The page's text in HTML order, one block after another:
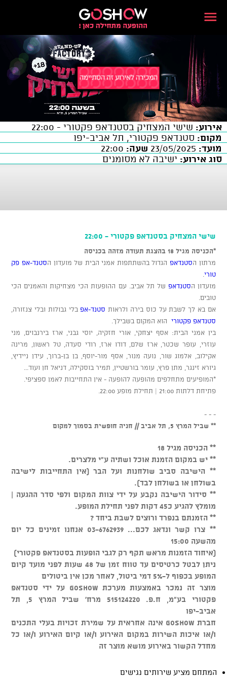
אירוע: שישי המצחיק בסטנדאפ פקטורי - 22:00
מקום: סטנדאפ פקטורי, תל אביב-יפו
מועד:
שעה:
סוג אירוע: ישיבה לא מסומנים
שישי המצחיק בסטנדאפ פקטורי - 22:00
*הכניסה מגיל 18 בהצגת תעודה מזהה בכניסה
מרתון הסטנדאפ הגדול בהשתתפות אמני הבית של מועדון הסטנד-אפ פק
טורי.
מועדון הסטנדאפ של תל אביב. עם ההופעות הכי מצחיקות והאמנים הכי
טובים.
אם בא לך לשבת על כוס בירה ולראות סטנד-אפ בלי גבולות ובלי צנזורה,
סטנדאפ פקטורי הוא המקום בשבילך.
בין אמני הבית: אסף יצחקי, אורי חזקיה, יוסי גבני, ארז בירנבוים, מני
עוזרי, עופר שכטר, ארז שלם, דודו ארז, רודי סעדה, טל ראשון, מרינה
אקילוב, אלמוג שור, נועה מנור, אסף מור-יוסף, בן בן-ברוך, עידן ניידיץ,
גיורא זינגר, מתן פרץ, עומר בורשטיין, תמיר בוסקילה, דניאל חן ועוד...
*המופיעים מתחלפים מהופעה להופעה - אין התחייבות לאמן ספציפי.
פתיחת דלתות 21:00 | תחילת מופע 22:00.
- - -
** שביל המרץ 5, תל אביב // חניה חופשית בסמוך למקום
** הכניסה מגיל 18
** יש במקום הזמנת אוכל ושתיה ע"י מלצרים.
** הישיבה סביב שולחנות ועל הבר (אין התחייבות לישיבה
בשולחן או בשולחן לבד).
** סידור הישיבה נקבע על ידי צוות המקום ולפי סדר ההגעה |
מומלץ להגיע כ45 דקות לפני תחילת המופע.
** הזמנתם בנפרד ורוצים לשבת ביחד ?
** צרו קשר ונדאג לכם... 03-6762939 אנחנו זמינים כל יום
מהשעה 15:00
(איחוד הזמנות מראש תקף רק לגבי הופעות בסטנדאפ פקטורי)
ניתן לבטל כרטיסים עד טווח זמן של 48 שעות לפני מועד קיום
המופע בכפוף ל-5% דמי ביטול, לאחר מכן אין ביטולים
מוצר זה נמכר באמצעות מערכת GOSHOW על ידי סטנדאפ
פקטורי בע"מ, ח.פ. 515124220 מרח' שביל המרץ 5, תל
אביב-יפו
חברת GOSHOW אינה אחראית על שמירת זכויות בעלי התכנים
ו/או איכות השירות במקום האירוע ו/או קיום האירוע ו/או כל
מחדל הקשור באירוע מושא מוצר זה
המתחם מציע שירותים נגישים